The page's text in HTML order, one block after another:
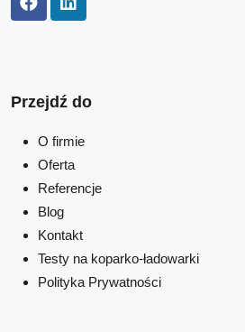
Przejdź do
O firmie
Oferta
Referencje
Blog
Kontakt
Testy na koparko-ładowarki
Polityka Prywatności